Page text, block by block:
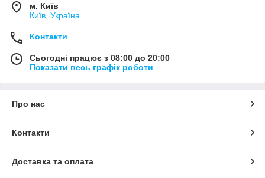
м. Київ
Київ, Україна
Контакти
Сьогодні працює з 08:00 до 20:00
Показати весь графік роботи
Про нас
Контакти
Доставка та оплата